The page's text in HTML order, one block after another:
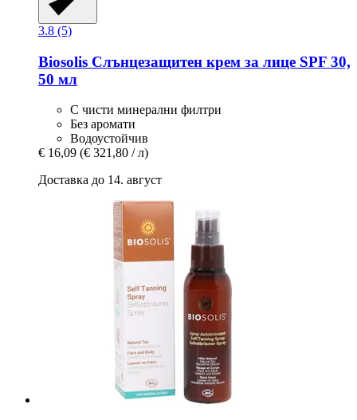
3.8 (5)
Biosolis Слънцезащитен крем за лице SPF 30,
50 мл
С чисти минерални филтри
Без аромати
Водоустойчив
€ 16,09 (€ 321,80 / л)
Доставка до 14. август